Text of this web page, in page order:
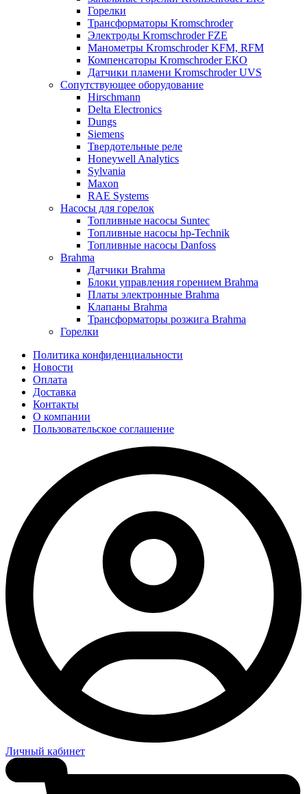
Горелки
Трансформаторы Kromschroder
Электроды Kromschroder FZE
Манометры Kromschroder KFM, RFM
Компенсаторы Kromschroder ЕКО
Датчики пламени Kromschroder UVS
Сопутствующее оборудование
Hirschmann
Delta Electronics
Dungs
Siemens
Твердотельные реле
Honeywell Analytics
Sylvania
Maxon
RAE Systems
Насосы для горелок
Топливные насосы Suntec
Топливные насосы hp-Technik
Топливные насосы Danfoss
Brahma
Датчики Brahma
Блоки управления горением Brahma
Платы электронные Brahma
Клапаны Brahma
Трансформаторы розжига Brahma
Горелки
Политика конфиденциальности
Новости
Оплата
Доставка
Контакты
О компании
Пользовательское соглашение
Личный кабинет